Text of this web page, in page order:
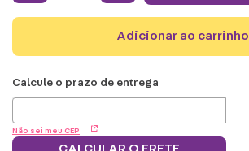
adicionar ao carrinho
Não sei meu CEP